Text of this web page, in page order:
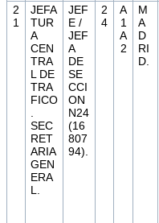
2
1
JEFA
TUR
A
CEN
TRA
L DE
TRA
FICO
SEC
RET
ARIA
GEN
ERA
L.
JEF
E /
JEF
A
DE
SE
CCI
ON
N24
(16
807
94).
2
4
A
1
A
2
M
A
D
RI
D.